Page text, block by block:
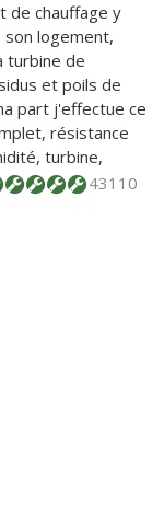
de chauffage y
logement,
turbine de
et poils de
part j'effectue ce
résistance
turbine,
43110